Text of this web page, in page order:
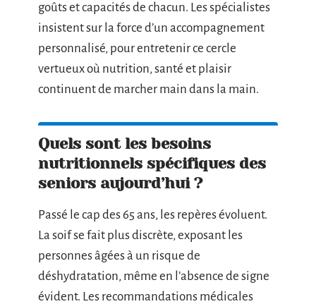
goûts et capacités de chacun. Les spécialistes
insistent sur la force d’un accompagnement
personnalisé, pour entretenir ce cercle
vertueux où nutrition, santé et plaisir
continuent de marcher main dans la main.
Quels sont les besoins
nutritionnels spécifiques des
seniors aujourd’hui ?
Passé le cap des 65 ans, les repères évoluent.
La soif se fait plus discrète, exposant les
personnes âgées à un risque de
déshydratation, même en l’absence de signe
évident. Les recommandations médicales